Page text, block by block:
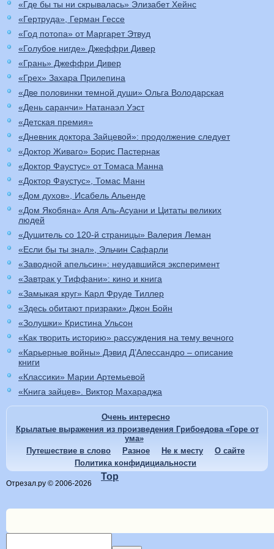
«Где бы ты ни скрывалась» Элизабет Хейнс
«Гертруда», Герман Гессе
«Год потопа» от Маргарет Этвуд
«Голубое нигде» Джеффри Дивер
«Грань» Джеффри Дивер
«Грех» Захара Прилепина
«Две половинки темной души» Ольга Володарская
«День саранчи» Натанаэл Уэст
«Детская премия»
«Дневник доктора Зайцевой»: продолжение следует
«Доктор Живаго» Борис Пастернак
«Доктор Фаустус» от Томаса Манна
«Доктор Фаустус», Томас Манн
«Дом духов», Исабель Альенде
«Дом Якобяна» Аля Аль-Асуани и Цитаты великих
людей
«Душитель со 120-й страницы» Валерия Леман
«Если бы ты знал», Эльчин Сафарли
«Заводной апельсин»: неудавшийся эксперимент
«Завтрак у Тиффани»: кино и книга
«Замыкая круг» Карл Фруде Тиллер
«Здесь обитают призраки» Джон Бойн
«Золушки» Кристина Ульсон
«Как творить историю» рассуждения на тему вечного
«Карьерные войны» Дэвид Д’Алессандро – описание
книги
«Классики» Марии Артемьевой
«Книга зайцев». Виктор Махараджа
Очень интересно
Крылатые выражения из произведения Грибоедова «Горе от
ума»
Путешествие в слово
Разное Не к месту
О сайте
Политика конфидициальности
Отрезал.ру © 2006-2026
Top